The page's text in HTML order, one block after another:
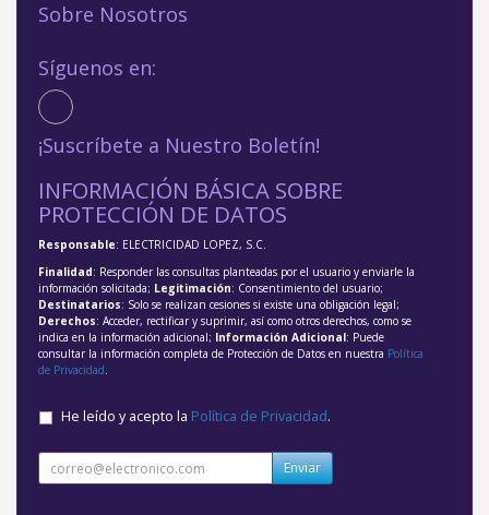
Sobre Nosotros
Síguenos en:
¡Suscríbete a Nuestro Boletín!
INFORMACIÓN BÁSICA SOBRE
PROTECCIÓN DE DATOS
Responsable: ELECTRICIDAD LOPEZ, S.C.
Finalidad: Responder las consultas planteadas por el usuario y enviarle la
información solicitada; Legitimación: Consentimiento del usuario;
Destinatarios: Solo se realizan cesiones si existe una obligación legal;
Derechos: Acceder, rectificar y suprimir, así como otros derechos, como se
indica en la información adicional; Información Adicional: Puede
consultar la información completa de Protección de Datos en nuestra Política
de Privacidad.
He leído y acepto la Política de Privacidad.
Enviar